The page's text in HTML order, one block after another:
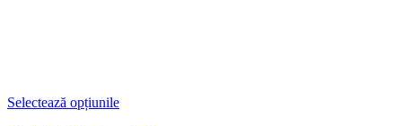
Selectează opțiunile